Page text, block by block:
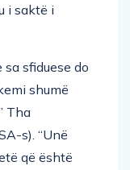
i saktë i
sfiduese do
shumë
Tha
s). “Unë
që është